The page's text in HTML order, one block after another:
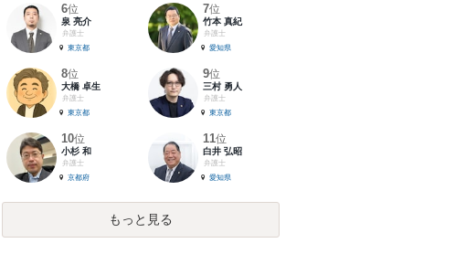
6位
泉 亮介
弁護士
東京都
7位
竹本 真紀
弁護士
愛知県
8位
大橋 卓生
弁護士
東京都
9位
三村 勇人
弁護士
東京都
10位
小杉 和
弁護士
京都府
11位
白井 弘昭
弁護士
愛知県
もっと見る